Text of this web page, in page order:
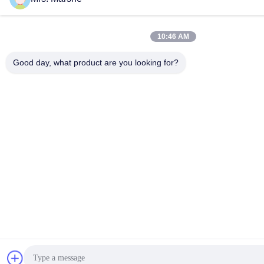
10:46 AM
Good day, what product are you looking for?